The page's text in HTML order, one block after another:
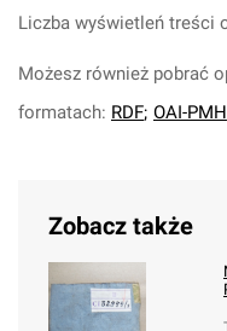
Liczba wyświetleń treści
Możesz również pobrać
formatach: RDF; OAI-PMH
Zobacz także